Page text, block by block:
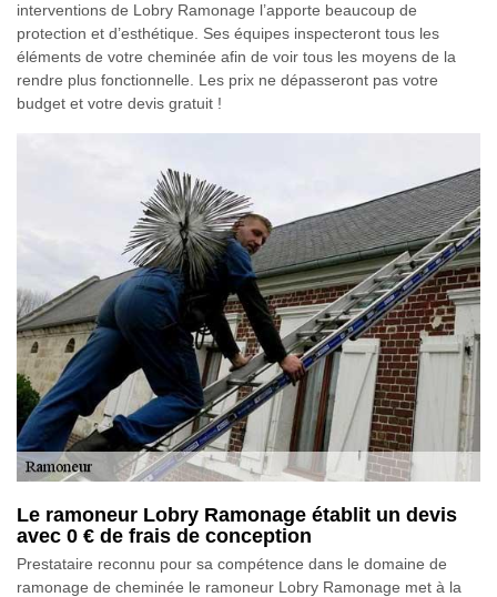
interventions de Lobry Ramonage l’apporte beaucoup de
protection et d’esthétique. Ses équipes inspecteront tous les
éléments de votre cheminée afin de voir tous les moyens de la
rendre plus fonctionnelle. Les prix ne dépasseront pas votre
budget et votre devis gratuit !
Le ramoneur Lobry Ramonage établit un devis
avec 0 € de frais de conception
Prestataire reconnu pour sa compétence dans le domaine de
ramonage de cheminée le ramoneur Lobry Ramonage met à la